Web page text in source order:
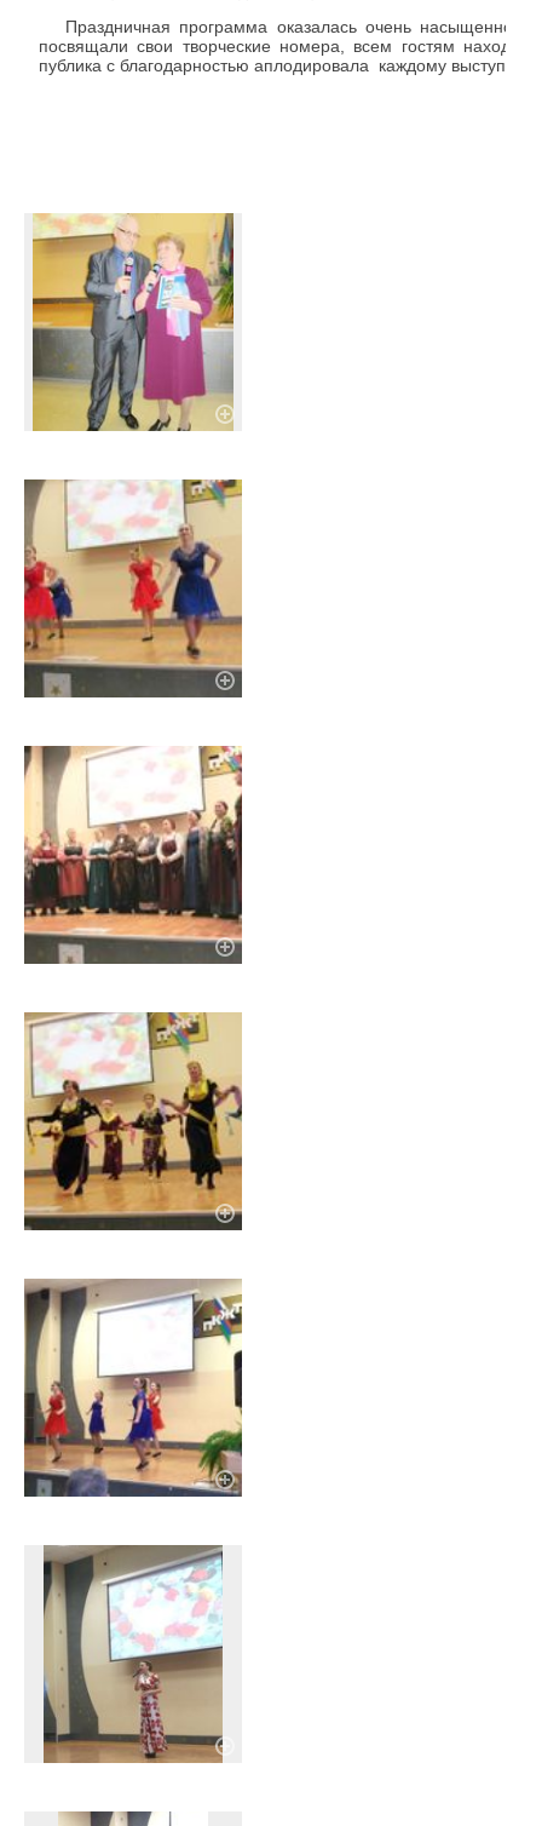
Праздничная программа оказалась очень насыщенной,
посвящали свои творческие номера, всем гостям
публика с благодарностью аплодировала каждому